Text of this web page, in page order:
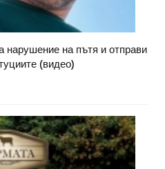
нарушение на пътя и отправи
(видео)